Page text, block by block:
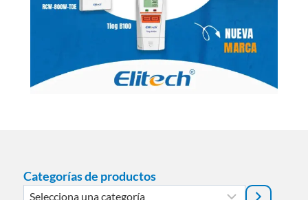
Categorías de productos
Selecciona